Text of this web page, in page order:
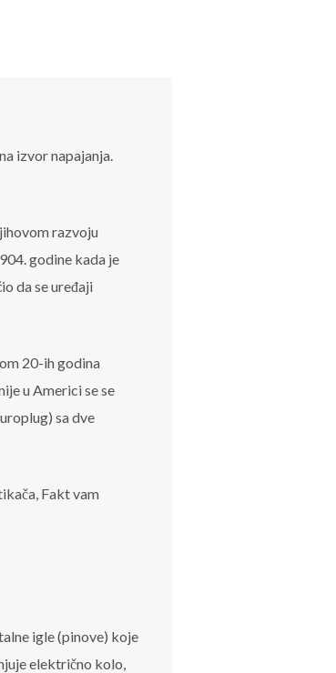
izvor napajanja.
razvoju
godine kada je
da se uređaji
20-ih godina
u Americi se se
sa dve
Fakt vam
igle (pinove) koje
električno kolo,